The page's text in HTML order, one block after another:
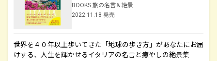
BOOKS 旅の名言＆絶景
2022.11.18 発売
世界を４０年以上歩いてきた「地球の歩き方」があなたにお届
けする、人生を輝かせるイタリアの名言と癒やしの絶景集